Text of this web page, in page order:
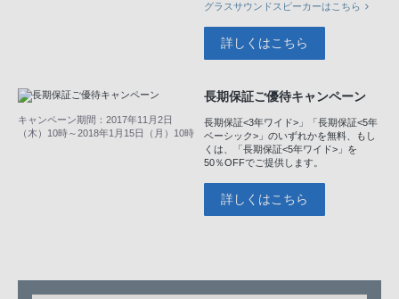
グラスサウンドスピーカーはこちら
詳しくはこちら
長期保証ご優待キャンペーン
長期保証<3年ワイド>」「長期保証<5年
ベーシック>」のいずれかを無料、もし
くは、「長期保証<5年ワイド>」を
50％OFFでご提供します。
詳しくはこちら
キャンペーン期間：2017年11月2日
（木）10時～2018年1月15日（月）10時